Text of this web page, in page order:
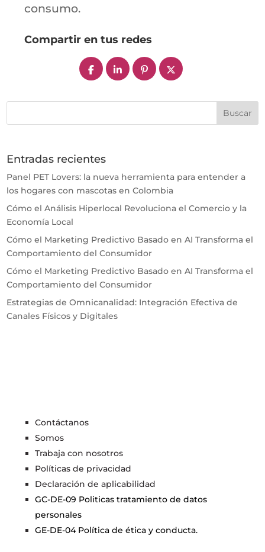
consumo.
Compartir en tus redes
Entradas recientes
Panel PET Lovers: la nueva herramienta para entender a
los hogares con mascotas en Colombia
Cómo el Análisis Hiperlocal Revoluciona el Comercio y la
Economía Local
Cómo el Marketing Predictivo Basado en AI Transforma el
Comportamiento del Consumidor
Cómo el Marketing Predictivo Basado en AI Transforma el
Comportamiento del Consumidor
Estrategias de Omnicanalidad: Integración Efectiva de
Canales Físicos y Digitales
Contáctanos
Somos
Trabaja con nosotros
Políticas de privacidad
Declaración de aplicabilidad
GC-DE-09 Politicas tratamiento de datos
personales
GE-DE-04 Política de ética y conducta.